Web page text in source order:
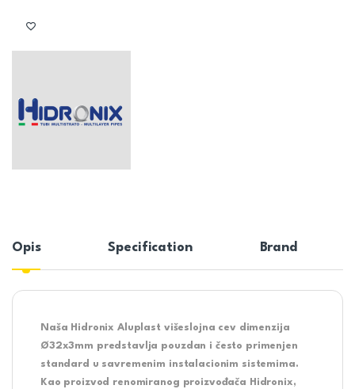
Opis Specification Brand
Naša Hidronix Aluplast višeslojna cev dimenzija
Ø32x3mm predstavlja pouzdan i često primenjen
standard u savremenim instalacionim sistemima.
Kao proizvod renomiranog proizvođača
Hidronix,